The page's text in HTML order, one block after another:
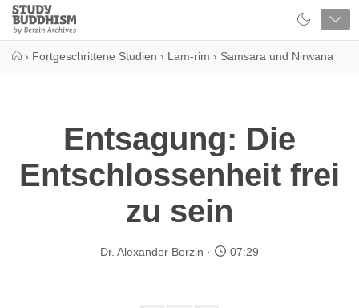
Close
Study
Buddhism
› Fortgeschrittene Studien › Lam-rim › Samsara und Nirwana
Entsagung: Die
Entschlossenheit frei
zu sein
Dr. Alexander Berzin 07:29